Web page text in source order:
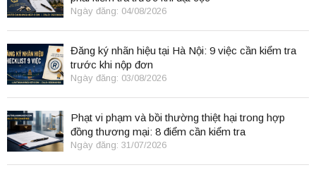
Ngày đăng: 04/08/2026
Đăng ký nhãn hiệu tại Hà Nội: 9 việc cần kiểm tra
trước khi nộp đơn
Ngày đăng: 03/08/2026
Phạt vi phạm và bồi thường thiệt hại trong hợp
đồng thương mại: 8 điểm cần kiểm tra
Ngày đăng: 31/07/2026